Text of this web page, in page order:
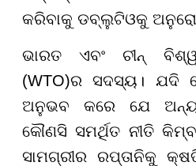
କରିବାକୁ ଡବ୍ଲୁଟିଓକୁ
ଭାରତ ଏବଂ ଚୀନ୍
(WTO)ର ସଦସ୍ୟ। ଯଦି
ଅନୁଭବ କରେ ଯେ
କୌଣସି ସମର୍ଥିତ ନୀତି
ସାମଗ୍ରୀର ରପ୍ତାନିକୁ